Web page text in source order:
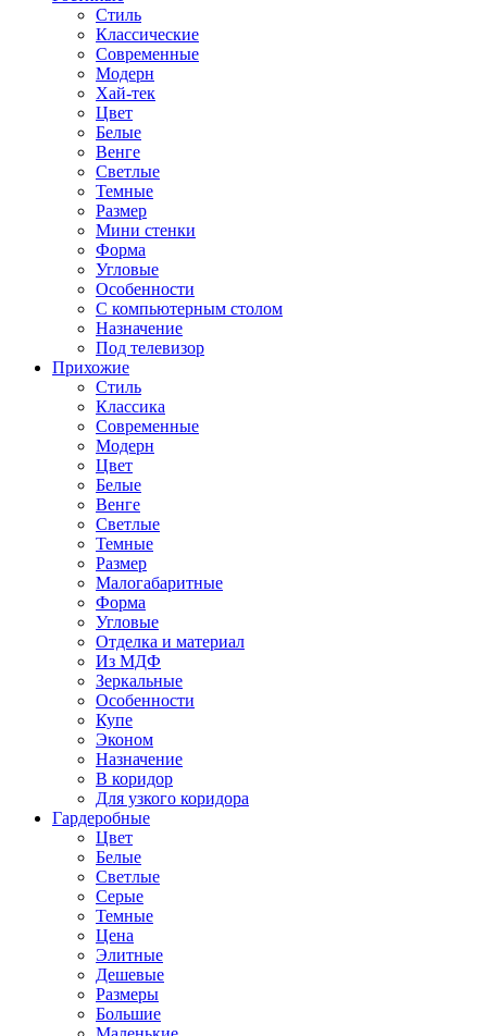
Стиль
Классические
Современные
Модерн
Хай-тек
Цвет
Белые
Венге
Светлые
Темные
Размер
Мини стенки
Форма
Угловые
Особенности
С компьютерным столом
Назначение
Под телевизор
Прихожие
Стиль
Классика
Современные
Модерн
Цвет
Белые
Венге
Светлые
Темные
Размер
Малогабаритные
Форма
Угловые
Отделка и материал
Из МДФ
Зеркальные
Особенности
Купе
Эконом
Назначение
В коридор
Для узкого коридора
Гардеробные
Цвет
Белые
Светлые
Серые
Темные
Цена
Элитные
Дешевые
Размеры
Большие